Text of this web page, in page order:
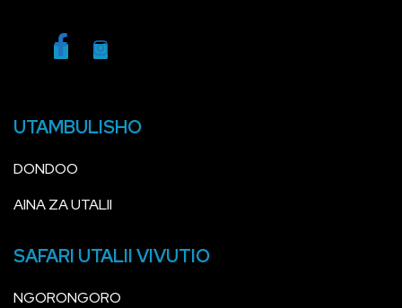
UTAMBULISHO
DONDOO
AINA ZA UTALII
SAFARI UTALII VIVUTIO
NGORONGORO